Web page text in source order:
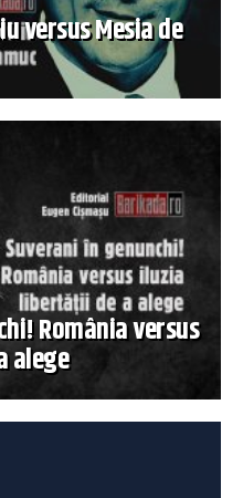
versus Mesia de
România versus
alege